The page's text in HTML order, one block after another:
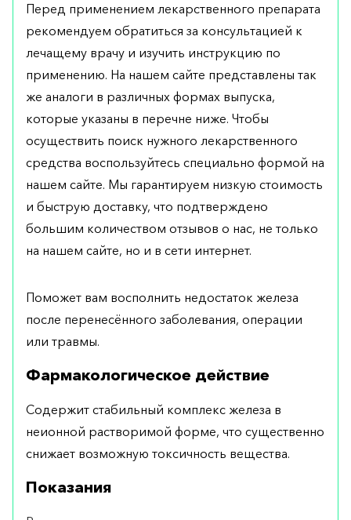
Перед применением лекарственного препарата
рекомендуем обратиться за консультацией к
лечащему врачу и изучить инструкцию по
применению. На нашем сайте представлены так
же аналоги в различных формах выпуска,
которые указаны в перечне ниже. Чтобы
осуществить поиск нужного лекарственного
средства воспользуйтесь специально формой на
нашем сайте. Мы гарантируем низкую стоимость
и быструю доставку, что подтверждено
большим количеством отзывов о нас, не только
на нашем сайте, но и в сети интернет.
Поможет вам восполнить недостаток железа
после перенесённого заболевания, операции
или травмы.
Фармакологическое действие
Содержит стабильный комплекс железа в
неионной растворимой форме, что существенно
снижает возможную токсичность вещества.
Показания